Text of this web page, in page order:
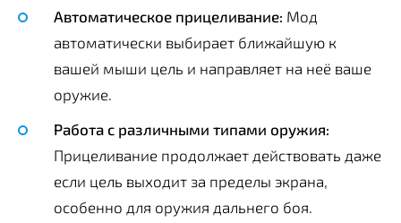
Автоматическое прицеливание: Мод
автоматически выбирает ближайшую к
вашей мыши цель и направляет на неё ваше
оружие.
Работа с различными типами оружия:
Прицеливание продолжает действовать даже
если цель выходит за пределы экрана,
особенно для оружия дальнего боя.